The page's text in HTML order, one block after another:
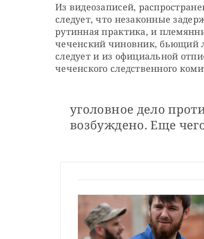
Из видеозаписей,
следует, что незаконные
рутинная практика, и
чеченский чиновник, бьющий
следует и из официальной
чеченского следственного
уголовное дело
возбуждено. Еще